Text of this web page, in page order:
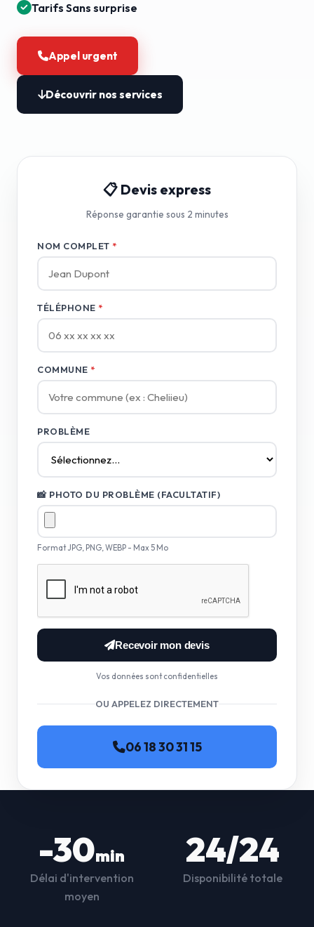
Tarifs Sans surprise
Appel urgent
Découvrir nos services
📋 Devis express
Réponse garantie sous 2 minutes
NOM COMPLET *
TÉLÉPHONE *
COMMUNE *
PROBLÈME
📸 PHOTO DU PROBLÈME (FACULTATIF)
Format JPG, PNG, WEBP - Max 5 Mo
Recevoir mon devis
Vos données sont confidentielles
OU APPELEZ DIRECTEMENT
06 18 30 31 15
-30min
Délai d'intervention
moyen
24/24
Disponibilité totale